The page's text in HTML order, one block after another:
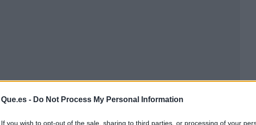
Que.es - Do Not Process My Personal Information
If you wish to opt-out of the sale, sharing to third parties, or processing of your